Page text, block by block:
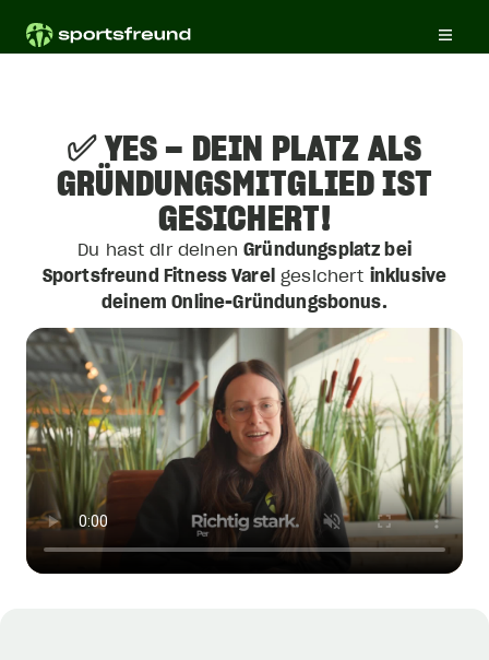
✅ YES – DEIN PLATZ ALS
GRÜNDUNGSMITGLIED IST
GESICHERT!
Du hast dir deinenGründungsplatz bei
Sportsfreund Fitness Varel gesichert inklusive
deinem Online-Gründungsbonus.